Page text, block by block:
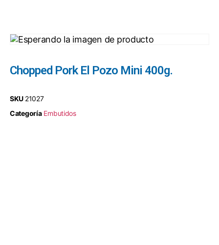
Chopped Pork El Pozo Mini 400g.
SKU 21027
Categoría Embutidos